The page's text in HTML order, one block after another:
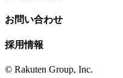
お問い合わせ
採用情報
© Rakuten Group, Inc.